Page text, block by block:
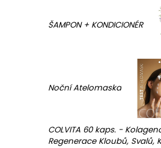
ŠAMPON + KONDICIONÉR
Noční Atelomaska
COLVITA 60 kaps. -
Regenerace Kloubů, Svalů,